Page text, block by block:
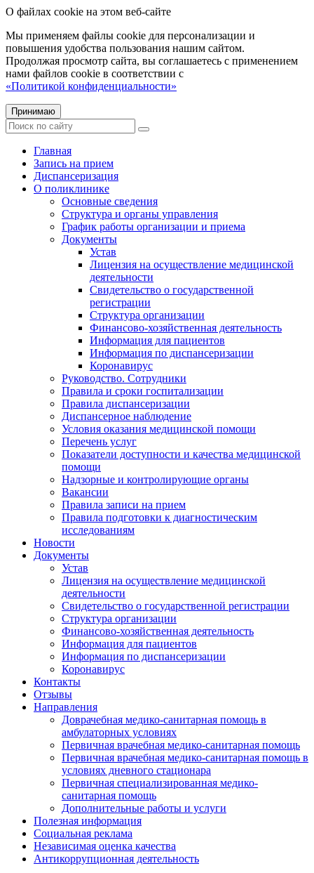
О файлах cookie на этом веб-сайте
Мы применяем файлы cookie для персонализации и
повышения удобства пользования нашим сайтом.
Продолжая просмотр сайта, вы соглашаетесь с применением
нами файлов cookie в соответствии с
«Политикой конфиденциальности»
Принимаю
Главная
Запись на прием
Диспансеризация
О поликлинике
Основные сведения
Структура и органы управления
График работы организации и приема
Документы
Устав
Лицензия на осуществление медицинской
деятельности
Свидетельство о государственной
регистрации
Структура организации
Финансово-хозяйственная деятельность
Информация для пациентов
Информация по диспансеризации
Коронавирус
Руководство. Сотрудники
Правила и сроки госпитализации
Правила диспансеризации
Диспансерное наблюдение
Условия оказания медицинской помощи
Перечень услуг
Показатели доступности и качества медицинской
помощи
Надзорные и контролирующие органы
Вакансии
Правила записи на прием
Правила подготовки к диагностическим
исследованиям
Новости
Документы
Устав
Лицензия на осуществление медицинской
деятельности
Свидетельство о государственной регистрации
Структура организации
Финансово-хозяйственная деятельность
Информация для пациентов
Информация по диспансеризации
Коронавирус
Контакты
Отзывы
Направления
Доврачебная медико-санитарная помощь в
амбулаторных условиях
Первичная врачебная медико-санитарная помощь
Первичная врачебная медико-санитарная помощь в
условиях дневного стационара
Первичная специализированная медико-
санитарная помощь
Дополнительные работы и услуги
Полезная информация
Социальная реклама
Независимая оценка качества
Антикоррупционная деятельность